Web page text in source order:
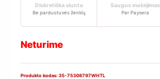
Diskretiška siunta
Be parduotuvės ženklų
Saugus mokėjimas
Per Paysera
Neturime
Produkto kodas: 35-75308797WHTL